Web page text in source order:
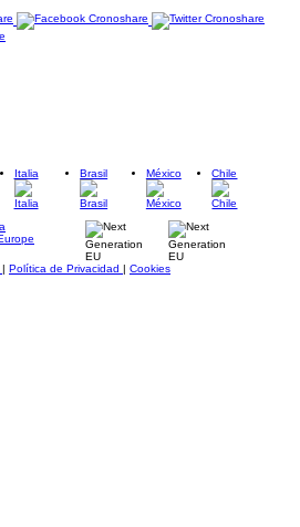
Italia Brasil México Chile
| Política de Privacidad | Cookies